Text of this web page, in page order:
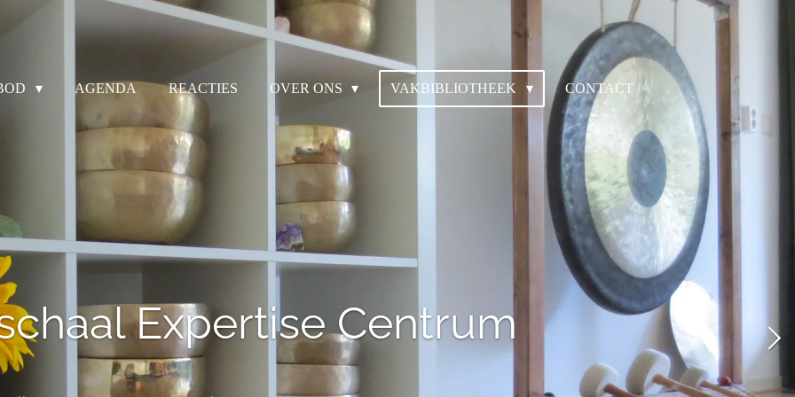
AGENDA REACTIES OVER ONS VAKBIBLIOTHEEK CONTACT
Expertise Centrum